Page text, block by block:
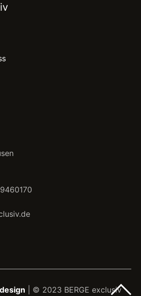
| © 2023 BERGE exclusiv